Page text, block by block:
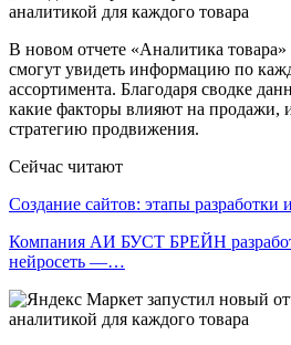
В новом отчете «Аналитика
смогут увидеть информацию по
ассортимента. Благодаря сводке
какие факторы влияют на продажи,
стратегию продвижения.
Сейчас читают
Создание сайтов: этапы разработки
Компания АИ БУСТ БРЕЙН
нейросеть —…